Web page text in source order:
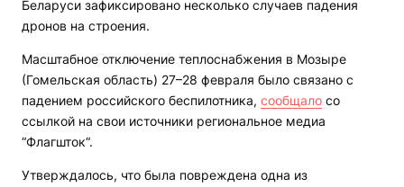
Беларуси зафиксировано несколько случаев падения
дронов на строения.
Масштабное отключение теплоснабжения в Мозыре
(Гомельская область) 27–28 февраля было связано с
падением российского беспилотника, сообщало со
ссылкой на свои источники региональное медиа
“Флагшток“.
Утверждалось, что была повреждена одна из